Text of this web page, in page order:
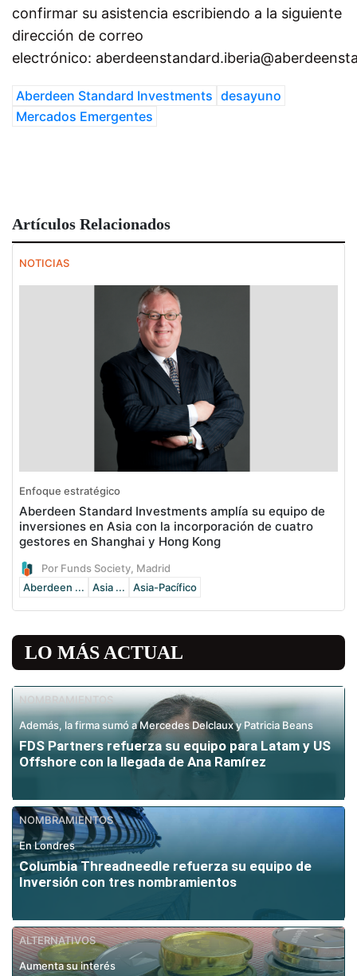
confirmar su asistencia escribiendo a la siguiente
dirección de correo
electrónico:
Aberdeen Standard Investments desayuno
Mercados Emergentes
Artículos Relacionados
NOTICIAS
Enfoque estratégico
Aberdeen Standard Investments amplía su equipo de
inversiones en Asia con la incorporación de cuatro
gestores en Shanghai y Hong Kong
Por Funds Society, Madrid
Aberdeen ...
Asia ... Asia-Pacífico
LO MÁS ACTUAL
NOMBRAMIENTOS
Además, la firma sumó a Mercedes Delclaux y Patricia Beans
FDS Partners refuerza su equipo para Latam y US
Offshore con la llegada de Ana Ramírez
NOMBRAMIENTOS
En Londres
Columbia Threadneedle refuerza su equipo de
Inversión con tres nombramientos
ALTERNATIVOS
Aumenta su interés